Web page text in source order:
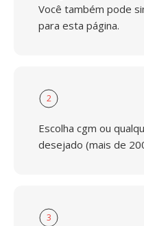
Você também pode
para esta página.
2
Escolha cgm ou
desejado (mais de
3